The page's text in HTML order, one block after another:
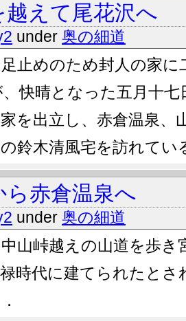
越えて尾花沢へ
under 奥の細道
止めのため封人の家
快晴となった五月十七
を出立し、赤倉温泉、
鈴木清風宅を訪れてい
ら赤倉温泉へ
under 奥の細道
山峠越えの山道を歩
時代に建てられたとさ